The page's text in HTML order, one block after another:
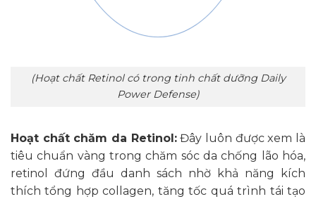
(Hoạt chất Retinol có trong tinh chất dưỡng Daily
Power Defense)
Hoạt chất chăm da Retinol:Đây luôn được xem là
tiêu chuẩn vàng trong chăm sóc da chống lão hóa,
retinol đứng đầu danh sách nhờ khả năng kích
thích tổng hợp collagen, tăng tốc quá trình tái tạo